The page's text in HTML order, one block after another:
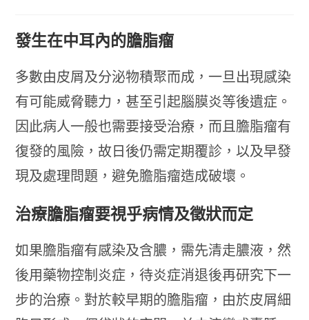
發生在中耳內的膽脂瘤
多數由皮屑及分泌物積聚而成，一旦出現感染
有可能威脅聽力，甚至引起腦膜炎等後遺症。
因此病人一般也需要接受治療，而且膽脂瘤有
復發的風險，故日後仍需定期覆診，以及早發
現及處理問題，避免膽脂瘤造成破壞。
治療膽脂瘤要視乎病情及徵狀而定
如果膽脂瘤有感染及含膿，需先清走膿液，然
後用藥物控制炎症，待炎症消退後再研究下一
步的治療。對於較早期的膽脂瘤，由於皮屑細